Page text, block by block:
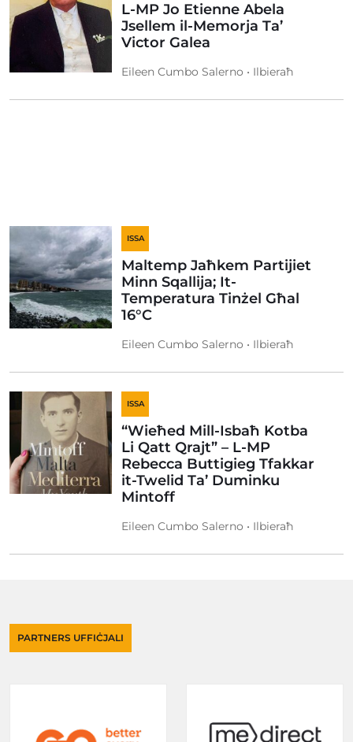
L-MP Jo Etienne Abela
Jsellem il-Memorja Ta’
Victor Galea
Eileen Cumbo Salerno • Ilbieraħ
ISSA
Maltemp Jaħkem Partijiet
Minn Sqallija; It-
Temperatura Tinżel Għal
16°C
Eileen Cumbo Salerno • Ilbieraħ
ISSA
“Wieħed Mill-Isbaħ Kotba
Li Qatt Qrajt” – L-MP
Rebecca Buttigieg Tfakkar
it-Twelid Ta’ Duminku
Mintoff
Eileen Cumbo Salerno • Ilbieraħ
PARTNERS UFFIĊJALI